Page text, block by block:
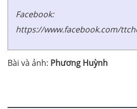
Facebook:
https://www.facebook.com/
Bài và ảnh: Phương Huỳnh